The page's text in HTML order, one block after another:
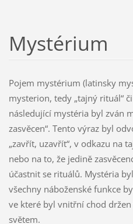
Mystérium
Pojem mystérium (latinsky
mysterion, tedy „tajný rituál“ či
následující mystéria byl zván
zasvěcen“. Tento výraz byl
„zavřít, uzavřít“, v odkazu na
nebo na to, že jedině
účastnit se rituálů. Mystéria
všechny náboženské funkce
ve které byl vnitřní chod
světem.